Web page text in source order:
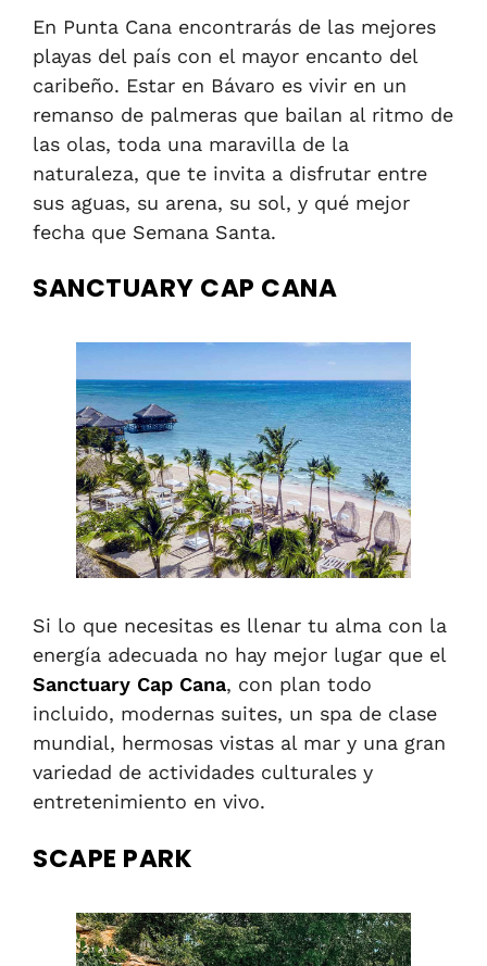
En Punta Cana encontrarás de las mejores
playas del país con el mayor encanto del
caribeño. Estar en Bávaro es vivir en un
remanso de palmeras que bailan al ritmo de
las olas, toda una maravilla de la
naturaleza, que te invita a disfrutar entre
sus aguas, su arena, su sol, y qué mejor
fecha que Semana Santa.
SANCTUARY CAP CANA
Si lo que necesitas es llenar tu alma con la
energía adecuada no hay mejor lugar que el
Sanctuary Cap Cana, con plan todo
incluido, modernas suites, un spa de clase
mundial, hermosas vistas al mar y una gran
variedad de actividades culturales y
entretenimiento en vivo.
SCAPE PARK